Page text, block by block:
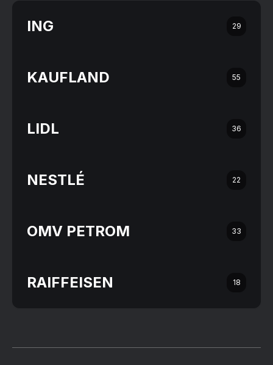
ING 29
KAUFLAND 55
LIDL 36
NESTLÉ 22
OMV PETROM 33
RAIFFEISEN 18